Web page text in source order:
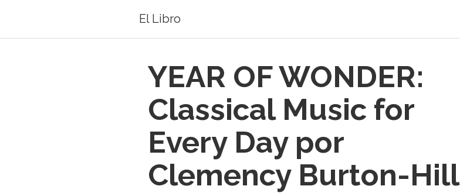
El Libro
YEAR OF WONDER:
Classical Music for
Every Day por
Clemency Burton-Hill